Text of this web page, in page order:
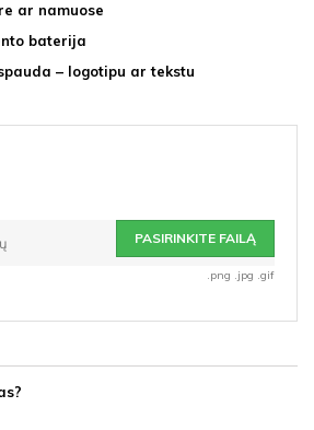
ar namuose
baterija
– logotipu ar tekstu
PASIRINKITE FAILĄ
.png .jpg .gif